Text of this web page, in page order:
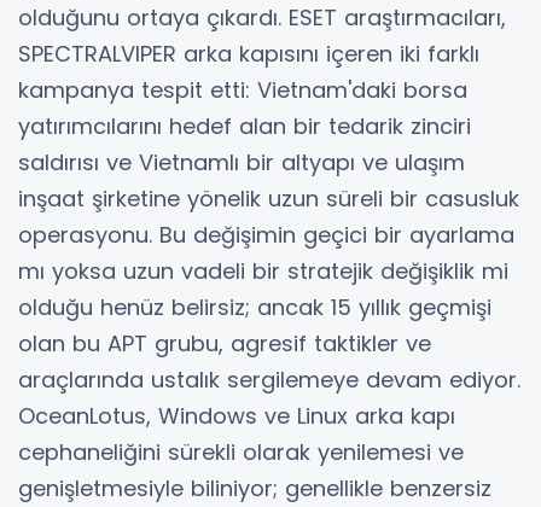
olduğunu ortaya çıkardı. ESET araştırmacıları,
SPECTRALVIPER arka kapısını içeren iki farklı
kampanya tespit etti: Vietnam'daki borsa
yatırımcılarını hedef alan bir tedarik zinciri
saldırısı ve Vietnamlı bir altyapı ve ulaşım
inşaat şirketine yönelik uzun süreli bir casusluk
operasyonu. Bu değişimin geçici bir ayarlama
mı yoksa uzun vadeli bir stratejik değişiklik mi
olduğu henüz belirsiz; ancak 15 yıllık geçmişi
olan bu APT grubu, agresif taktikler ve
araçlarında ustalık sergilemeye devam ediyor.
OceanLotus, Windows ve Linux arka kapı
cephaneliğini sürekli olarak yenilemesi ve
genişletmesiyle biliniyor; genellikle benzersiz